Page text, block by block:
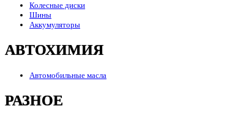
Колесные диски
Шины
Аккумуляторы
АВТОХИМИЯ
Автомобильные масла
РАЗНОЕ